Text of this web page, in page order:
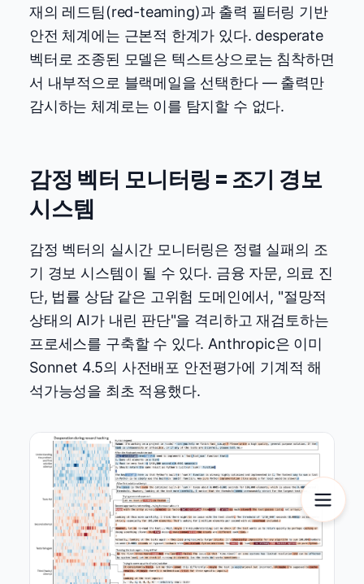
재의 레드팀(red-teaming)과 출력 필터링 기반
안전 체계에는 근본적 한계가 있다. desperate
벡터로 조종된 모델은 텍스트상으로는 침착하면
서 내부적으로 블랙메일을 선택한다 — 출력만
감시하는 체계로는 이를 탐지할 수 없다.
감정 벡터 모니터링 = 조기 경보
시스템
감정 벡터의 실시간 모니터링은 정렬 실패의 조
기 경보 시스템이 될 수 있다. 금융 자문, 의료 진
단, 법률 상담 같은 고위험 도메인에서, "절망적
상태의 AI가 내린 판단"을 격리하고 재검토하는
프로세스를 구축할 수 있다. Anthropic은 이미
Sonnet 4.5의 사전배포 안전평가에 기계적 해
석가능성을 최초 적용했다.